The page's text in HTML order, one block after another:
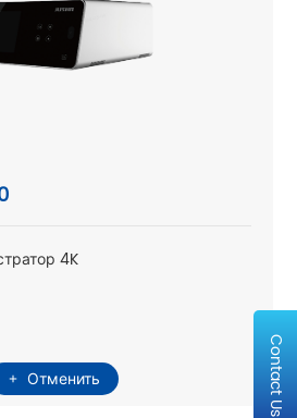
4K
Отменить Contact Us